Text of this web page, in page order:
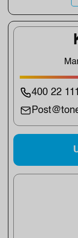
400 22 111